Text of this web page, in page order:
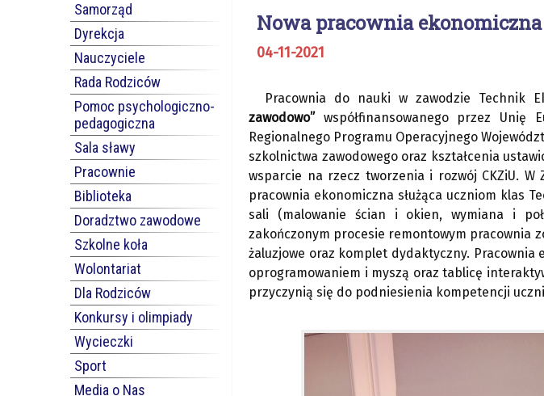
Samorząd
Dyrekcja
Nauczyciele
Rada Rodziców
Pomoc psychologiczno-
pedagogiczna
Sala sławy
Pracownie
Biblioteka
Doradztwo zawodowe
Szkolne koła
Wolontariat
Dla Rodziców
Konkursy i olimpiady
Wycieczki
Sport
Media o Nas
Nowa pracownia
04-11-2021
Pracownia do nauki w zawodzie Technik
zawodowo”współfinansowanego przez Unię
Regionalnego Programu Operacyjnego
szkolnictwa zawodowego oraz kształcenia
wsparcie na rzecz tworzenia i rozwój CKZiU. W
pracownia ekonomiczna służąca uczniom klas
sali (malowanie ścian i okien, wymiana i
zakończonym procesie remontowym pracownia
żaluzjowe oraz komplet dydaktyczny. Pracownia
oprogramowaniem i myszą oraz tablicę
przyczynią się do podniesienia kompetencji